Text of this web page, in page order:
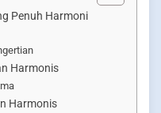
Penuh Harmoni
Harmonis
Harmonis